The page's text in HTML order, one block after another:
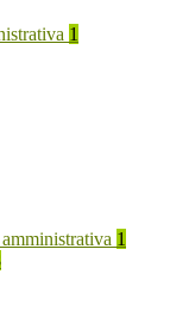
1
1